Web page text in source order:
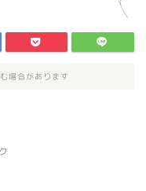
場合があります